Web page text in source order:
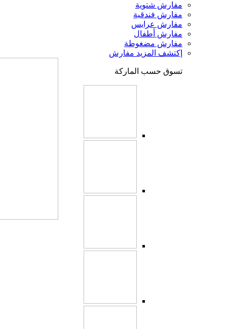
مفارش شتوية
مفارش فندقية
مفارش عرايس
مفارش أطفال
مفارش مضغوطة
إكتشف المزيد مفارش
تسوق حسب الماركة